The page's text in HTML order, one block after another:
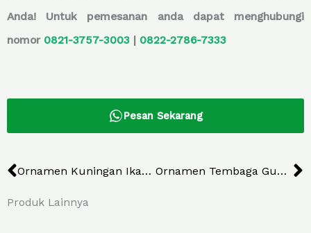
Anda! Untuk pemesanan anda dapat menghubungi
nomor 0821-3757-3003 | 0822-2786-7333
Pesan Sekarang
Prev Ornamen Kuningan Ikan Cupang Ornamen Tembaga Gunungan Wayang Tipe 2
Produk Lainnya